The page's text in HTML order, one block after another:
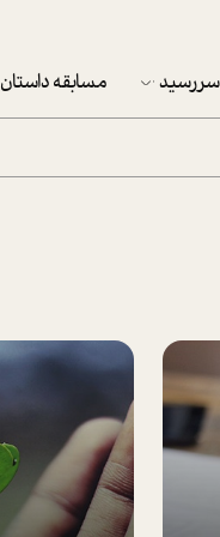
سررسید
تقویم دیواری
مسابقه داستان